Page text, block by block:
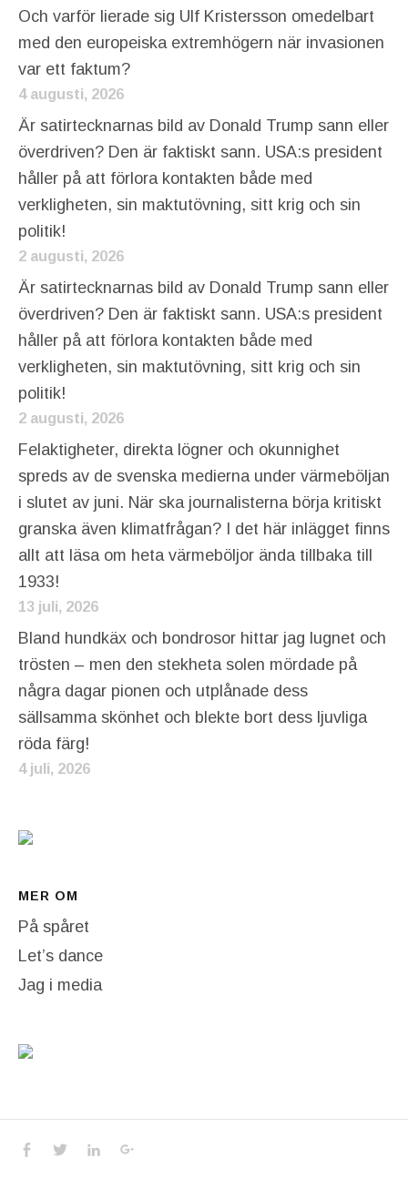
Och varför lierade sig Ulf Kristersson omedelbart
med den europeiska extremhögern när invasionen
var ett faktum?
4 augusti, 2026
Är satirtecknarnas bild av Donald Trump sann eller
överdriven? Den är faktiskt sann. USA:s president
håller på att förlora kontakten både med
verkligheten, sin maktutövning, sitt krig och sin
politik!
2 augusti, 2026
Är satirtecknarnas bild av Donald Trump sann eller
överdriven? Den är faktiskt sann. USA:s president
håller på att förlora kontakten både med
verkligheten, sin maktutövning, sitt krig och sin
politik!
2 augusti, 2026
Felaktigheter, direkta lögner och okunnighet
spreds av de svenska medierna under värmeböljan
i slutet av juni. När ska journalisterna börja kritiskt
granska även klimatfrågan? I det här inlägget finns
allt att läsa om heta värmeböljor ända tillbaka till
1933!
13 juli, 2026
Bland hundkäx och bondrosor hittar jag lugnet och
trösten – men den stekheta solen mördade på
några dagar pionen och utplånade dess
sällsamma skönhet och blekte bort dess ljuvliga
röda färg!
4 juli, 2026
MER OM
På spåret
Let’s dance
Jag i media
Social Media Profiles
Facebook
TwitterLinkedIn